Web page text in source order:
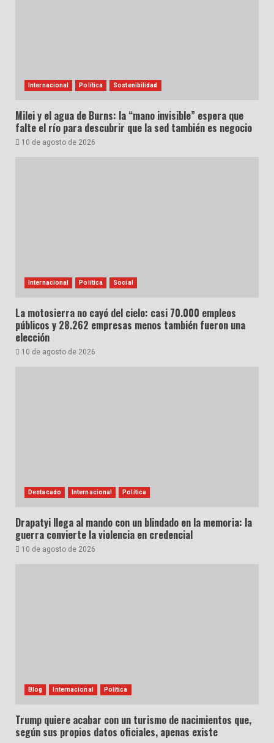
Internacional Política Sostenibilidad
Milei y el agua de Burns: la “mano invisible” espera que
falte el río para descubrir que la sed también es negocio
10 de agosto de 2026
Internacional Política Social
La motosierra no cayó del cielo: casi 70.000 empleos
públicos y 28.262 empresas menos también fueron una
elección
10 de agosto de 2026
Destacado Internacional Política
Drapatyi llega al mando con un blindado en la memoria: la
guerra convierte la violencia en credencial
10 de agosto de 2026
Blog Internacional Política
Trump quiere acabar con un turismo de nacimientos que,
según sus propios datos oficiales, apenas existe